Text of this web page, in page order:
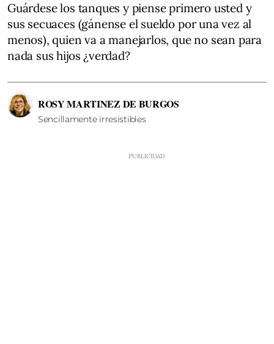
Guárdese los tanques y piense primero usted y
sus secuaces (gánense el sueldo por una vez al
menos), quien va a manejarlos, que no sean para
nada sus hijos ¿verdad?
ROSY MARTINEZ DE BURGOS
Sencillamente irresistibles